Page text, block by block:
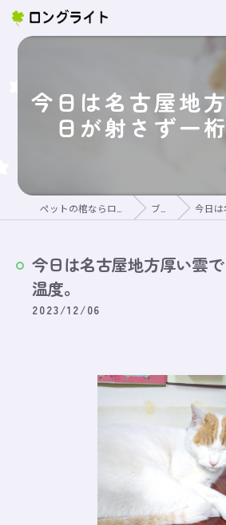
今日は名古屋地
日が射さず一
ブログ 今日は名
今日は名古屋地方厚い雲
温度。
2023/12/06